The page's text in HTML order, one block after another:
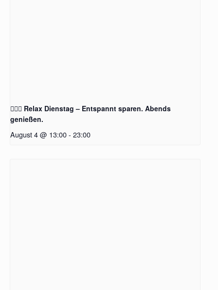
🧖‍♂️✨ Relax Dienstag – Entspannt sparen. Abends
genießen.
August 4 @ 13:00- 23:00